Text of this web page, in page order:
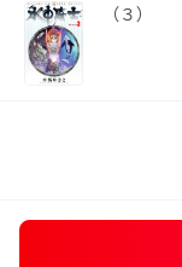
（３）